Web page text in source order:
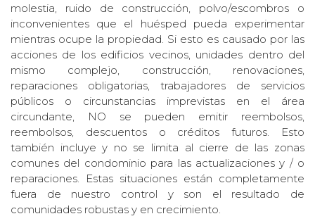
molestia, ruido de construcción, polvo/escombros o
inconvenientes que el huésped pueda experimentar
mientras ocupe la propiedad. Si esto es causado por las
acciones de los edificios vecinos, unidades dentro del
mismo complejo, construcción, renovaciones,
reparaciones obligatorias, trabajadores de servicios
públicos o circunstancias imprevistas en el área
circundante, NO se pueden emitir reembolsos,
reembolsos, descuentos o créditos futuros. Esto
también incluye y no se limita al cierre de las zonas
comunes del condominio para las actualizaciones y / o
reparaciones. Estas situaciones están completamente
fuera de nuestro control y son el resultado de
comunidades robustas y en crecimiento.